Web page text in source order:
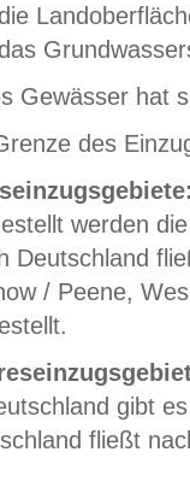
die
das
Gewässer hat
des
werden
Deutschland
/ Peene,
gibt
fließt